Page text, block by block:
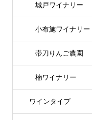
城戸ワイナリー
小布施ワイナリー
帯刀りんご農園
楠ワイナリー
ワインタイプ